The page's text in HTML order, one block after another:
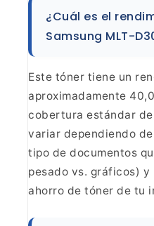
¿Cuál es el
Samsung MLT-
Este tóner tiene un
aproximadamente
cobertura estándar
variar dependiendo
tipo de documentos
pesado vs. gráficos)
ahorro de tóner de tu